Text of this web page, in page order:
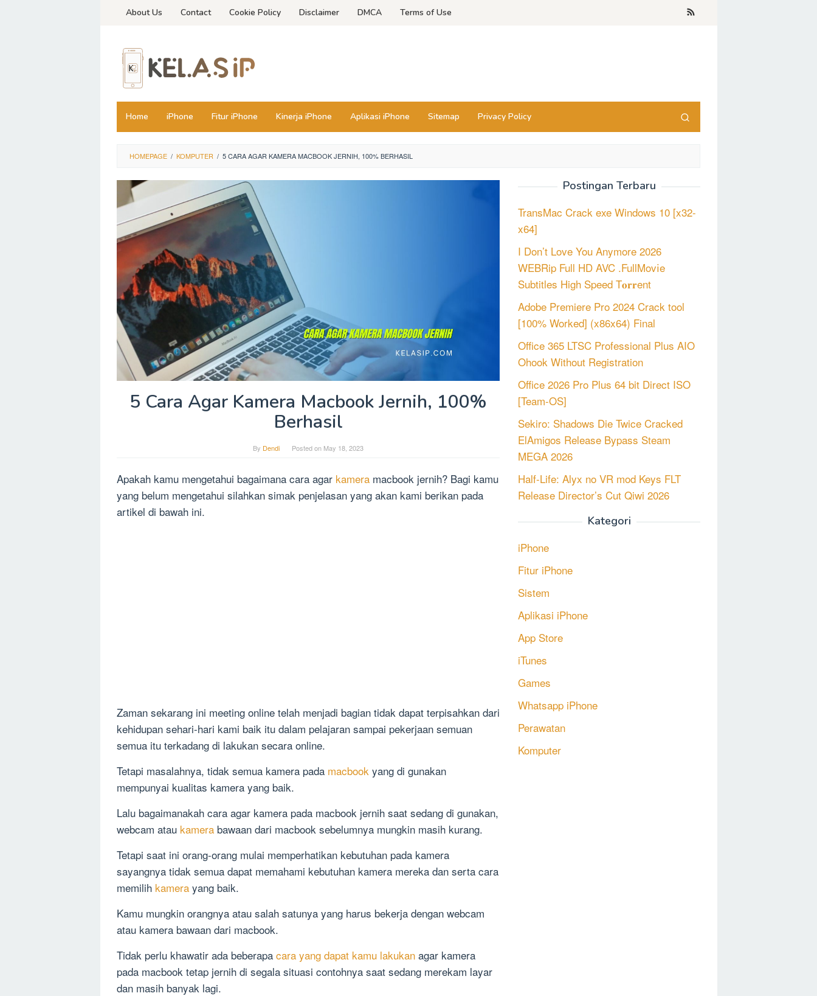
About Us Contact Cookie Policy Disclaimer DMCA Terms of Use
Home iPhone Fitur iPhone Kinerja iPhone Aplikasi iPhone Sitemap Privacy Policy
HOMEPAGE / KOMPUTER / 5 CARA AGAR KAMERA MACBOOK JERNIH, 100% BERHASIL
5 Cara Agar Kamera Macbook Jernih, 100%
Berhasil
By Dendi Posted on May 18, 2023
Apakah kamu mengetahui bagaimana cara agar kamera macbook jernih? Bagi kamu
yang belum mengetahui silahkan simak penjelasan yang akan kami berikan pada
artikel di bawah ini.
Zaman sekarang ini meeting online telah menjadi bagian tidak dapat terpisahkan dari
kehidupan sehari-hari kami baik itu dalam pelajaran sampai pekerjaan semuan
semua itu terkadang di lakukan secara online.
Tetapi masalahnya, tidak semua kamera pada macbook yang di gunakan
mempunyai kualitas kamera yang baik.
Lalu bagaimanakah cara agar kamera pada macbook jernih saat sedang di gunakan,
webcam atau kamera bawaan dari macbook sebelumnya mungkin masih kurang.
Tetapi saat ini orang-orang mulai memperhatikan kebutuhan pada kamera
sayangnya tidak semua dapat memahami kebutuhan kamera mereka dan serta cara
memilih kamera yang baik.
Kamu mungkin orangnya atau salah satunya yang harus bekerja dengan webcam
atau kamera bawaan dari macbook.
Tidak perlu khawatir ada beberapa cara yang dapat kamu lakukan agar kamera
pada macbook tetap jernih di segala situasi contohnya saat sedang merekam layar
dan masih banyak lagi.
Postingan Terbaru
TransMac Crack exe Windows 10 [x32-
x64]
I Don’t Love You Anymore 2026
WEBRip Full HD AVC .FullMov𝗂e
Subtitles High Speed T𝐨𝐫𝐫ent
Adobe Premiere Pro 2024 Crack tool
[100% Worked] (x86x64) Final
Office 365 LTSC Professional Plus AIO
Ohook Without Registration
Office 2026 Pro Plus 64 bit Direct ISO
[Team-OS]
Sekiro: Shadows Die Twice Cracked
ElAmigos Release Bypass Steam
MEGA 2026
Half-Life: Alyx no VR mod Keys FLT
Release Director’s Cut Qiwi 2026
Kategori
iPhone
Fitur iPhone
Sistem
Aplikasi iPhone
App Store
iTunes
Games
Whatsapp iPhone
Perawatan
Komputer